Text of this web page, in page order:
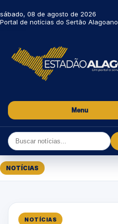
sábado, 08 de agosto de 2026
Portal de notícias do Sertão Alagoano
Menu
NOTÍCIAS
NOTÍCIAS